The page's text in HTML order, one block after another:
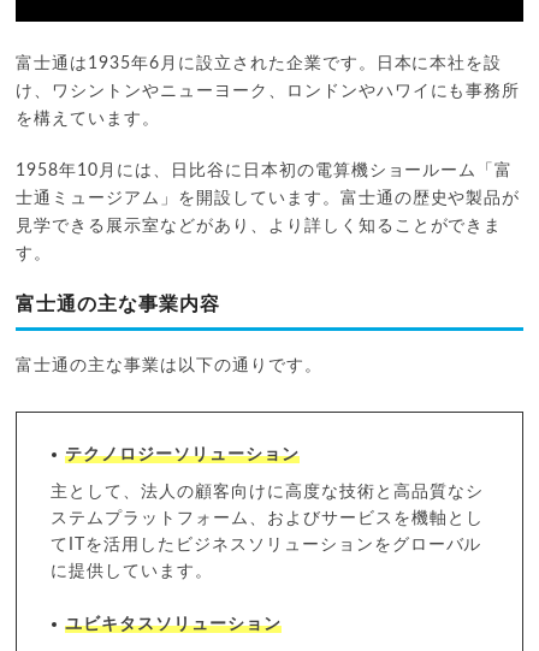
富士通は1935年6月に設立された企業です。日本に本社を設
け、ワシントンやニューヨーク、ロンドンやハワイにも事務所
を構えています。
1958年10月には、日比谷に日本初の電算機ショールーム「富
士通ミュージアム」を開設しています。富士通の歴史や製品が
見学できる展示室などがあり、より詳しく知ることができま
す。
富士通の主な事業内容
富士通の主な事業は以下の通りです。
テクノロジーソリューション
主として、法人の顧客向けに高度な技術と高品質なシ
ステムプラットフォーム、およびサービスを機軸とし
てITを活用したビジネスソリューションをグローバル
に提供しています。
ユビキタスソリューション